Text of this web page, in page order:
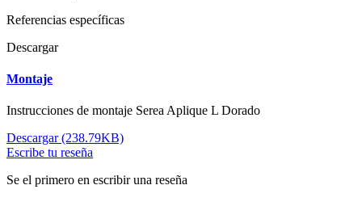
Referencias específicas
Descargar
Montaje
Instrucciones de montaje Serea Aplique L Dorado
Descargar (238.79KB)
Escribe tu reseña
Se el primero en escribir una reseña